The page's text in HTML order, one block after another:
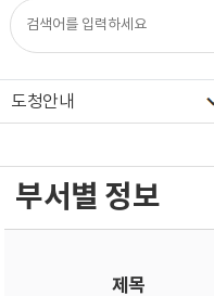
도청안내
부서별 정보
제목